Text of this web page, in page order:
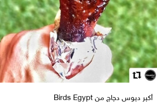
أكبر دبوس دجاج من Birds Egypt